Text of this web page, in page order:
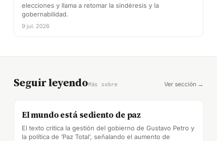
elecciones y llama a retomar la sindéresis y la
gobernabilidad.
9 jul. 2026
Seguir leyendoMás sobre Ver sección →
El mundo está sediento de paz
El texto critica la gestión del gobierno de Gustavo Petro y
la política de ‘Paz Total’, señalando el aumento de